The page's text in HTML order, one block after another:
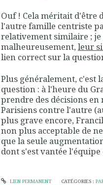
Ouf ! Cela méritait d'être
l'autre famille centriste
relativement similaire ;
malheureusement,leur
lien correct sur la
Plus généralement, c'est
question : à l'heure du
prendre des décisions
Parisiens contre l'autre
plus grave encore,
non plus acceptable de
que la seule
dont s'est vantée
LIEN PERMANENT CATÉGORIES :